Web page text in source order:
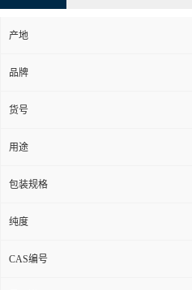
产地
品牌
货号
用途
包装规格
纯度
CAS编号